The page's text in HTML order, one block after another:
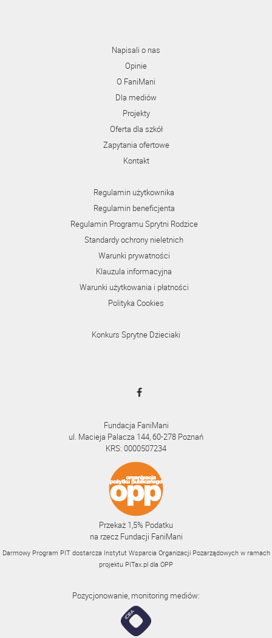
Napisali o nas
Opinie
O FaniMani
Dla mediów
Projekty
Oferta dla szkół
Zapytania ofertowe
Kontakt
Regulamin użytkownika
Regulamin beneficjenta
Regulamin Programu Sprytni Rodzice
Standardy ochrony nieletnich
Warunki prywatności
Klauzula informacyjna
Warunki użytkowania i płatności
Polityka Cookies
Konkurs Sprytne Dzieciaki
Fundacja FaniMani
ul. Macieja Palacza 144, 60-278 Poznań
KRS: 0000507234
Przekaż 1,5% Podatku
na rzecz Fundacji FaniMani
Darmowy Program PIT dostarcza Instytut Wsparcia Organizacji Pozarządowych w ramach
projektu PITax.pl dla OPP
Pozycjonowanie, monitoring mediów: